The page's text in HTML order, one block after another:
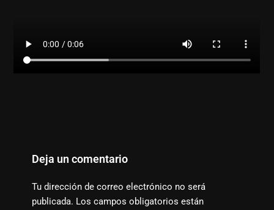
Deja un comentario
Tu dirección de correo electrónico no será
publicada. Los campos obligatorios están